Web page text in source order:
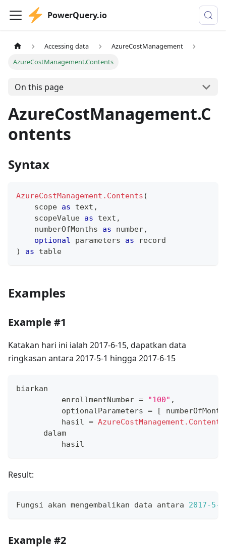
PowerQuery.io
Accessing data
AzureCostManagement
AzureCostManagement.Contents
On this page
AzureCostManagement.C
ontents
Syntax
AzureCostManagement.Contents (
    scope
as text ,
    scopeValue
as text ,
    numberOfMonths
as number,
optional parameters as
record
)
as table
Examples
Example #1
Katakan hari ini ialah 2017-6-15, dapatkan data
ringkasan antara 2017-5-1 hingga 2017-6-15
biarkan
          enrollmentNumber
= "100" ,
          optionalParameters
= [
          hasil
= AzureCostManagement.Contents
      dalam
          hasil
Result:
Fungsi akan mengembalikan data antara 2017-5-1
Example #2